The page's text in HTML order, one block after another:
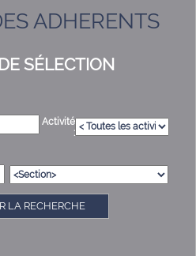
ADHERENTS
SÉLECTION
Activité
:
LA RECHERCHE